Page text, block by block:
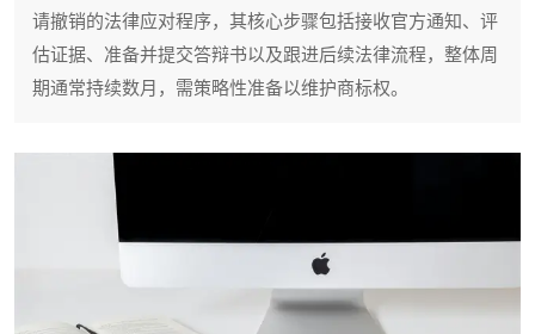
请撤销的法律应对程序，其核心步骤包括接收官方通知、评
估证据、准备并提交答辩书以及跟进后续法律流程，整体周
期通常持续数月，需策略性准备以维护商标权。